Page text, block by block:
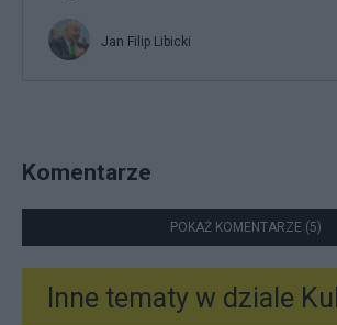
Jan Filip Libicki
Komentarze
POKAŻ KOMENTARZE (5)
Inne tematy w dziale